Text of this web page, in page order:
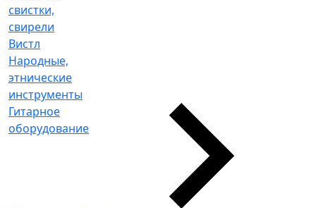
свистки,
свирели
Вистл
Народные,
этнические
инструменты
Гитарное
оборудование